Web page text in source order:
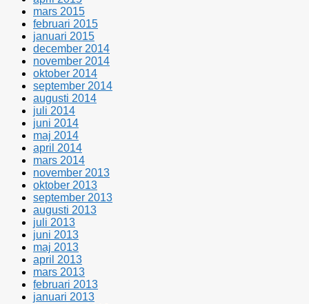
mars 2015
februari 2015
januari 2015
december 2014
november 2014
oktober 2014
september 2014
augusti 2014
juli 2014
juni 2014
maj 2014
april 2014
mars 2014
november 2013
oktober 2013
september 2013
augusti 2013
juli 2013
juni 2013
maj 2013
april 2013
mars 2013
februari 2013
januari 2013